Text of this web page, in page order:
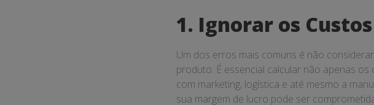
1. Ignorar os
Um dos erros mais comuns é não
produto. É essencial calcular não apenas
com marketing, logística e até mesmo a
sua margem de lucro pode ser